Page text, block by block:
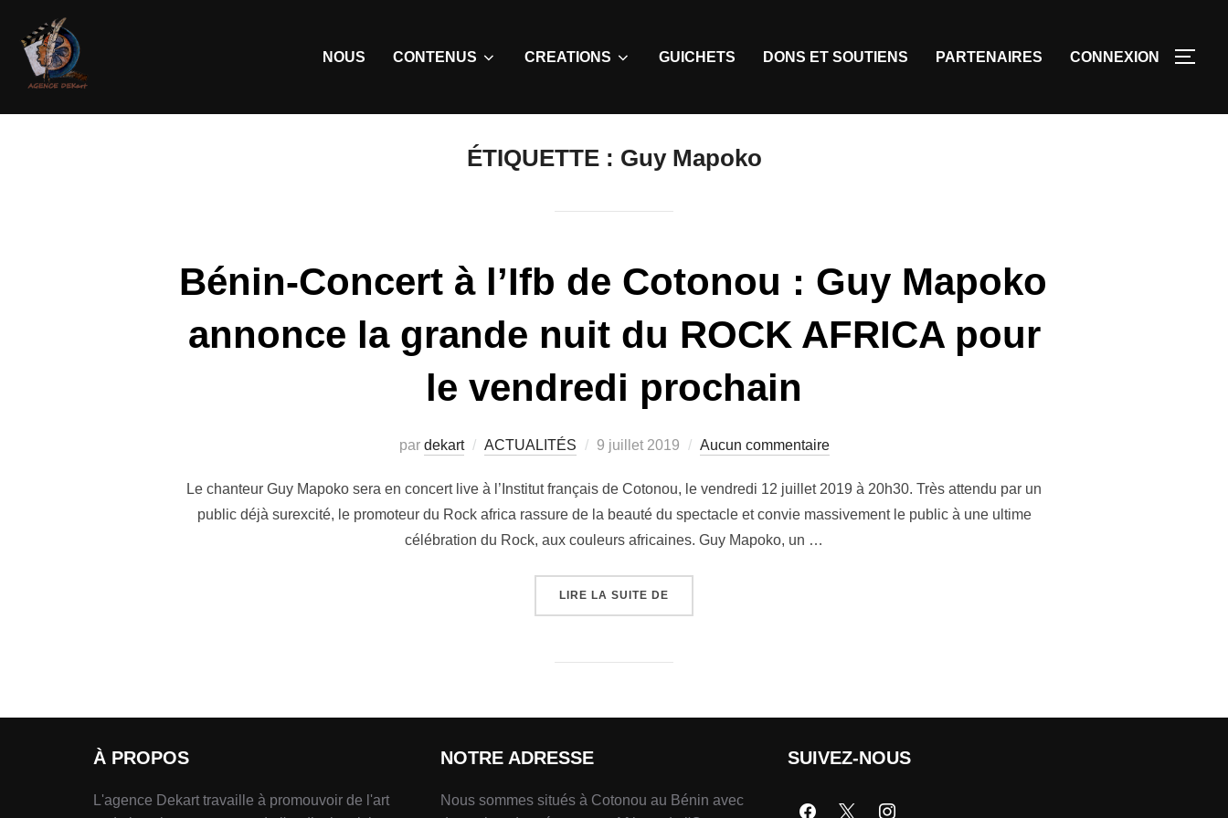
NOUS CONTENUS CREATIONS GUICHETS DONS ET SOUTIENS PARTENAIRES CONNEXION
ÉTIQUETTE : Guy Mapoko
Bénin-Concert à l’Ifb de Cotonou : Guy Mapoko
annonce la grande nuit du ROCK AFRICA pour
le vendredi prochain
par dekart ACTUALITÉS 9 juillet 2019 Aucun commentaire
Le chanteur Guy Mapoko sera en concert live à l’Institut français de Cotonou, le vendredi 12 juillet 2019 à 20h30. Très attendu par un
public déjà surexcité, le promoteur du Rock africa rassure de la beauté du spectacle et convie massivement le public à une ultime
célébration du Rock, aux couleurs africaines. Guy Mapoko, un …
LIRE LA SUITE DE
À PROPOS
L'agence Dekart travaille à promouvoir de l'art
NOTRE ADRESSE
Nous sommes situés à Cotonou au Bénin avec
SUIVEZ-NOUS